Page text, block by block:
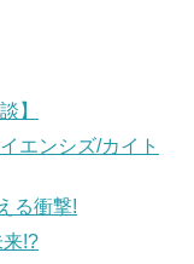
】
エンシズ/カイト
る衝撃!
!?